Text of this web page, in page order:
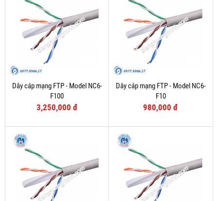
Dây cáp mạng FTP - Model NC6-
F100
3,250,000 đ
Dây cáp mạng FTP - Model NC6-
F10
980,000 đ